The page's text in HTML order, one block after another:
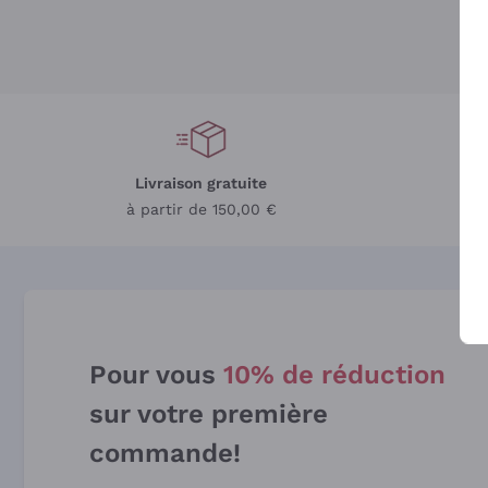
Livraison gratuite
à partir de 150,00 €
Pour vous 10% de réduction
sur votre première
commande!